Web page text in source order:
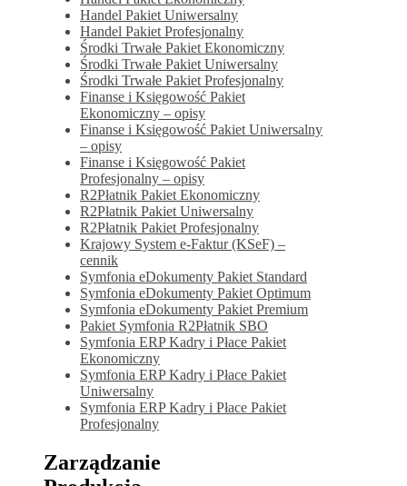
Handel Pakiet Uniwersalny
Handel Pakiet Profesjonalny
Środki Trwałe Pakiet Ekonomiczny
Środki Trwałe Pakiet Uniwersalny
Środki Trwałe Pakiet Profesjonalny
Finanse i Księgowość Pakiet
Ekonomiczny – opisy
Finanse i Księgowość Pakiet Uniwersalny
– opisy
Finanse i Księgowość Pakiet
Profesjonalny – opisy
R2Płatnik Pakiet Ekonomiczny
R2Płatnik Pakiet Uniwersalny
R2Płatnik Pakiet Profesjonalny
Krajowy System e-Faktur (KSeF) –
cennik
Symfonia eDokumenty Pakiet Standard
Symfonia eDokumenty Pakiet Optimum
Symfonia eDokumenty Pakiet Premium
Pakiet Symfonia R2Płatnik SBO
Symfonia ERP Kadry i Płace Pakiet
Ekonomiczny
Symfonia ERP Kadry i Płace Pakiet
Uniwersalny
Symfonia ERP Kadry i Płace Pakiet
Profesjonalny
Zarządzanie